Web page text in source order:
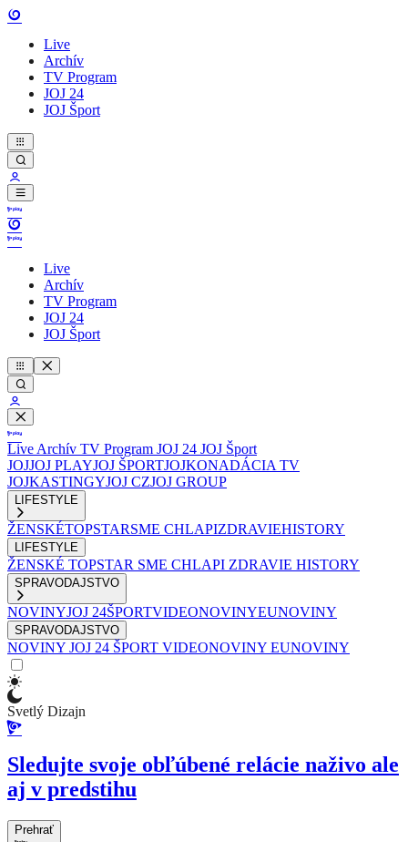
Live
Archív
TV Program
JOJ 24
JOJ Šport
Live
Archív
TV Program
JOJ 24
JOJ Šport
Live Archív TV Program JOJ 24 JOJ Šport
JOJJOJ PLAYJOJ ŠPORTJOJKONADÁCIA TV
JOJKASTINGYJOJ CZJOJ GROUP
LIFESTYLE
ŽENSKÉTOPSTARSME CHLAPIZDRAVIEHISTORY
LIFESTYLE
ŽENSKÉ TOPSTAR SME CHLAPI ZDRAVIE HISTORY
SPRAVODAJSTVO
NOVINYJOJ 24ŠPORTVIDEONOVINYEUNOVINY
SPRAVODAJSTVO
NOVINY JOJ 24 ŠPORT VIDEONOVINY EUNOVINY
Svetlý Dizajn
Sledujte svoje obľúbené relácie naživo ale
aj v predstihu
Prehrať